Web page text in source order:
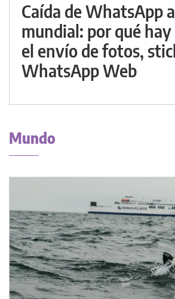
Caída de WhatsApp
mundial: por qué
el envío de fotos,
WhatsApp Web
Mundo